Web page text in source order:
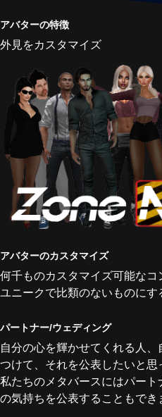
アバターの特徴
外見をカスタマイズ
アバターのカスタマイズ
何千ものカスタマイズ可能な
ユニークで比類のないものにす
パートナー/ウェディング
自分の心を輝かせてくれる人
つけて、それを公表したいと思
私たちのメタバースにはパー
の気持ちを公表することもでき